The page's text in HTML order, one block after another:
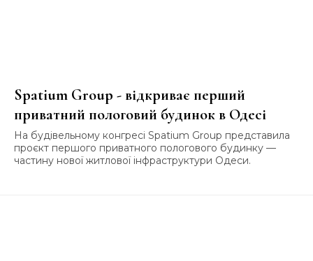
Spatium Group - відкриває перший
приватний пологовий будинок в Одесі
На будівельному конгресі Spatium Group представила
проєкт першого приватного пологового будинку —
частину нової житлової інфраструктури Одеси.